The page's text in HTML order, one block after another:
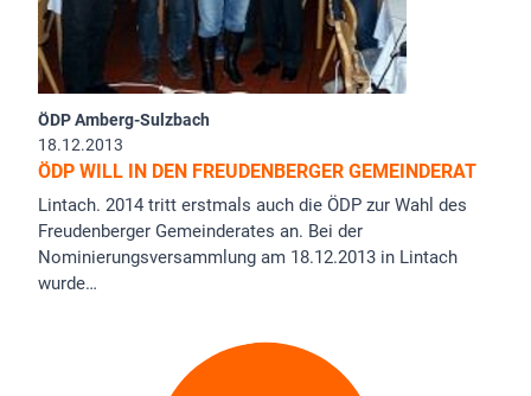
ÖDP Amberg-Sulzbach
18.12.2013
ÖDP WILL IN DEN FREUDENBERGER GEMEINDERAT
Lintach. 2014 tritt erstmals auch die ÖDP zur Wahl des
Freudenberger Gemeinderates an. Bei der
Nominierungsversammlung am 18.12.2013 in Lintach
wurde…